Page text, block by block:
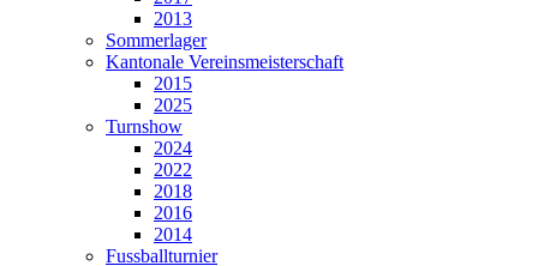
2013
Sommerlager
Kantonale Vereinsmeisterschaft
2015
2025
Turnshow
2024
2022
2018
2016
2014
Fussballturnier